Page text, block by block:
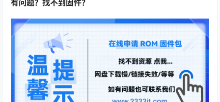
有问题？找不到固件？